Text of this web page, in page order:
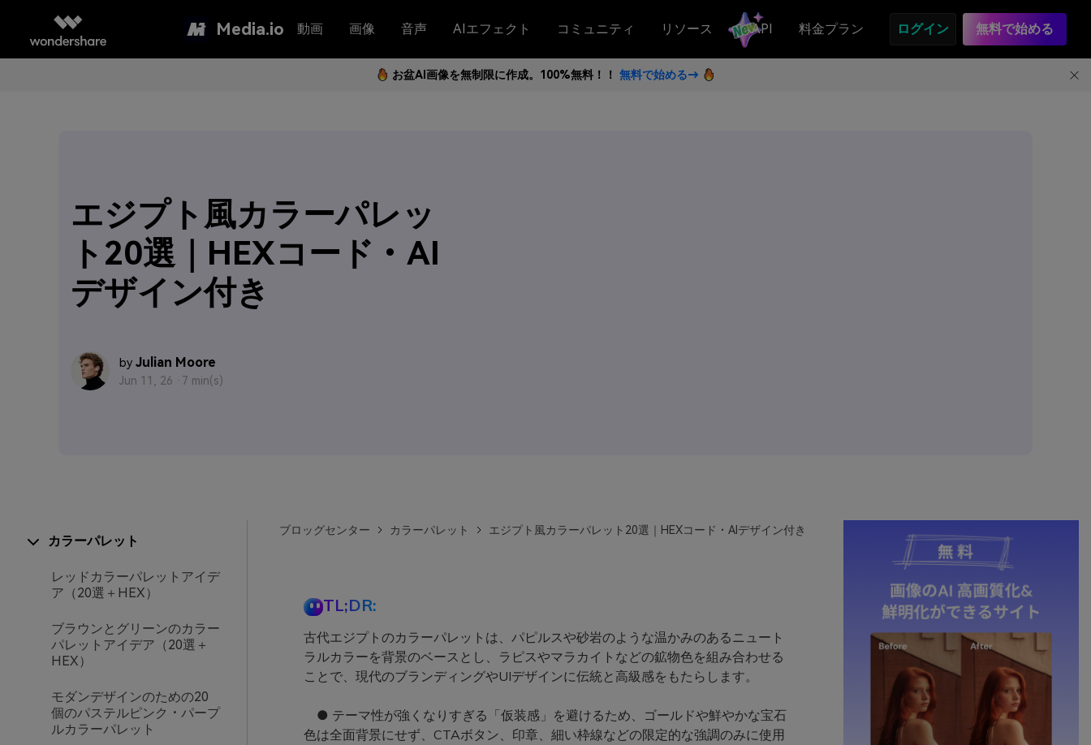
Media.io 動画 画像 音声 AIエフェクト コミュニティ リソース API 料金プラン ログイン 無料で始める
お盆AI画像を無制限に作成。100%無料！！ 無料で始める→
エジプト風カラーパレッ
ト20選｜HEXコード・AI
デザイン付き
by Julian Moore
Jun 11, 26 · 7 min(s)
カラーパレット
レッドカラーパレットアイデ
ア（20選＋HEX）
ブラウンとグリーンのカラー
パレットアイデア（20選＋
HEX）
モダンデザインのための20
個のパステルピンク・パープ
ルカラーパレット
ブロッグセンター カラーパレット エジプト風カラーパレット20選｜HEXコード・AIデザイン付き
TL;DR:
古代エジプトのカラーパレットは、パピルスや砂岩のような温かみのあるニュート
ラルカラーを背景のベースとし、ラピスやマラカイトなどの鉱物色を組み合わせる
ことで、現代のブランディングやUIデザインに伝統と高級感をもたらします。
● テーマ性が強くなりすぎる「仮装感」を避けるため、ゴールドや鮮やかな宝石
色は全面背景にせず、CTAボタン、印章、細い枠線などの限定的な強調のみに使用